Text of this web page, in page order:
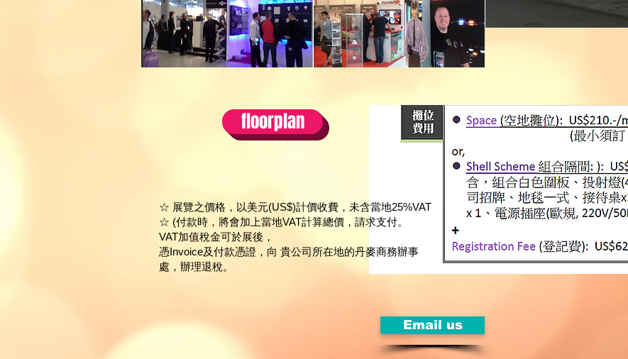
☆ 展覽之價格，以美元(US$)計價收費，未含當地25%VAT
☆ (付款時，將會加上當地VAT計算總價，請求支付。
VAT加值稅金可於展後，
憑Invoice及付款憑證，向 貴公司所在地的丹麥商務辦事
處，辦理退稅。
floorplan
Email us